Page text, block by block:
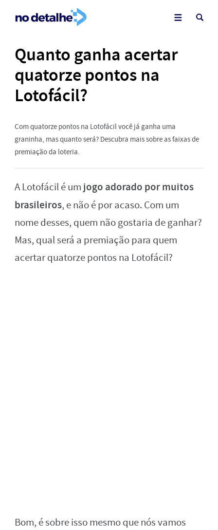
Quanto ganha acertar
quatorze pontos na
Lotofácil?
Com quatorze pontos na Lotofácil você já ganha uma
graninha, mas quanto será? Descubra mais sobre as faixas de
premiação da loteria.
A Lotofácil é um jogo adorado por muitos
brasileiros, e não é por acaso. Com um
nome desses, quem não gostaria de ganhar?
Mas, qual será a premiação para quem
acertar quatorze pontos na Lotofácil?
Bom, é sobre isso mesmo que nós vamos